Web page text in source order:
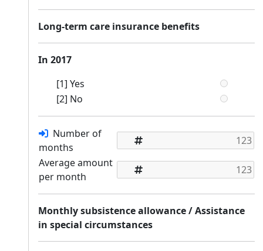
Long-term care insurance benefits
In 2017
[1] Yes
[2] No
Number of
months
Average amount
per month
Monthly subsistence allowance / Assistance
in special circumstances